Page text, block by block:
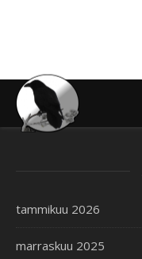
tammikuu 2026
marraskuu 2025